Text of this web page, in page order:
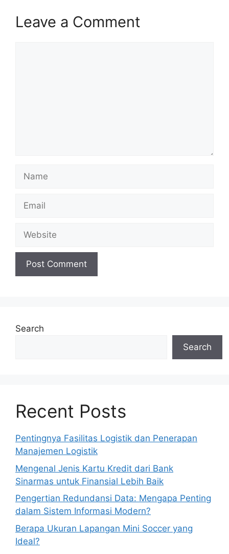
Leave a Comment
Name
Email
Website
Search
Search
Recent Posts
Pentingnya Fasilitas Logistik dan Penerapan
Manajemen Logistik
Mengenal Jenis Kartu Kredit dari Bank
Sinarmas untuk Finansial Lebih Baik
Pengertian Redundansi Data: Mengapa Penting
dalam Sistem Informasi Modern?
Berapa Ukuran Lapangan Mini Soccer yang
Ideal?